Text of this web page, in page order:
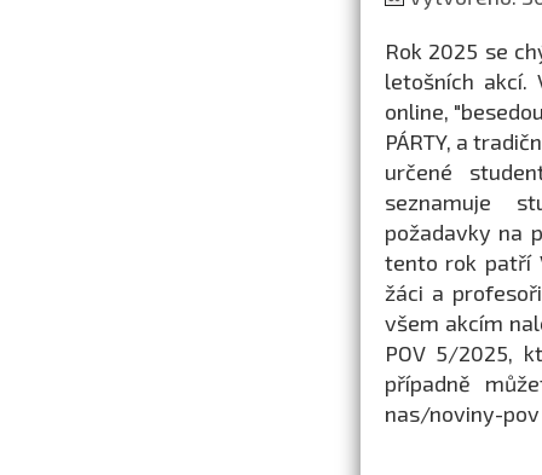
Rok 2025 se
letošních akcí.
online,
PÁRTY, a
určené
seznamuje
požadavky na
tento rok patří
žáci a
všem akcím
POV 5/2025,
případně
nas/noviny-pov